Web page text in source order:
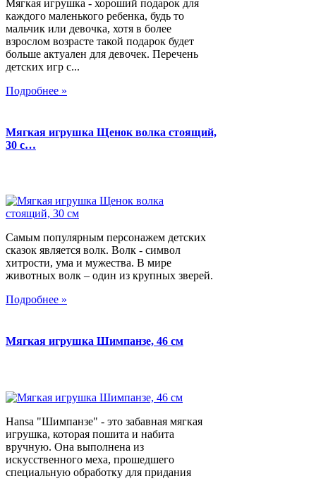
Мягкая игрушка - хороший подарок для
каждого маленького ребенка, будь то
мальчик или девочка, хотя в более
взрослом возрасте такой подарок будет
больше актуален для девочек. Перечень
детских игр с...
Подробнее »
Мягкая игрушка Щенок волка стоящий,
30 с…
Самым популярным персонажем детских
сказок является волк. Волк - символ
хитрости, ума и мужества. В мире
животных волк – один из крупных зверей.
Подробнее »
Мягкая игрушка Шимпанзе, 46 см
Hansa "Шимпанзе" - это забавная мягкая
игрушка, которая пошита и набита
вручную. Она выполнена из
искусственного меха, прошедшего
специальную обработку для придания